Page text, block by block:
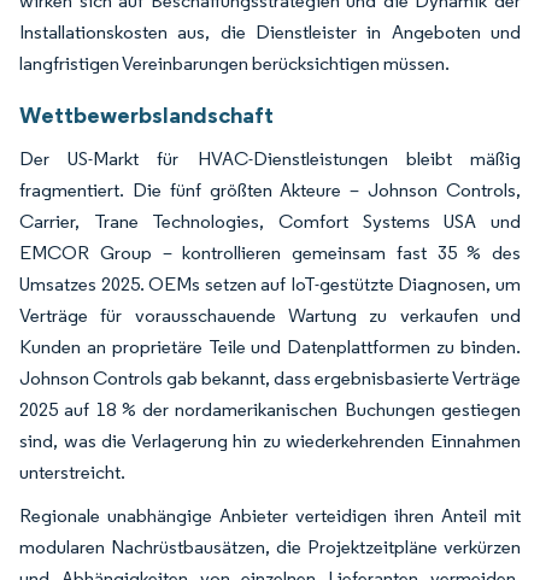
Installationskosten aus, die Dienstleister in Angeboten und
langfristigen Vereinbarungen berücksichtigen müssen.
Wettbewerbslandschaft
Der US-Markt für HVAC-Dienstleistungen bleibt mäßig
fragmentiert. Die fünf größten Akteure – Johnson Controls,
Carrier, Trane Technologies, Comfort Systems USA und
EMCOR Group – kontrollieren gemeinsam fast 35 % des
Umsatzes 2025. OEMs setzen auf IoT-gestützte Diagnosen, um
Verträge für vorausschauende Wartung zu verkaufen und
Kunden an proprietäre Teile und Datenplattformen zu binden.
Johnson Controls gab bekannt, dass ergebnisbasierte Verträge
2025 auf 18 % der nordamerikanischen Buchungen gestiegen
sind, was die Verlagerung hin zu wiederkehrenden Einnahmen
unterstreicht.
Regionale unabhängige Anbieter verteidigen ihren Anteil mit
modularen Nachrüstbausätzen, die Projektzeitpläne verkürzen